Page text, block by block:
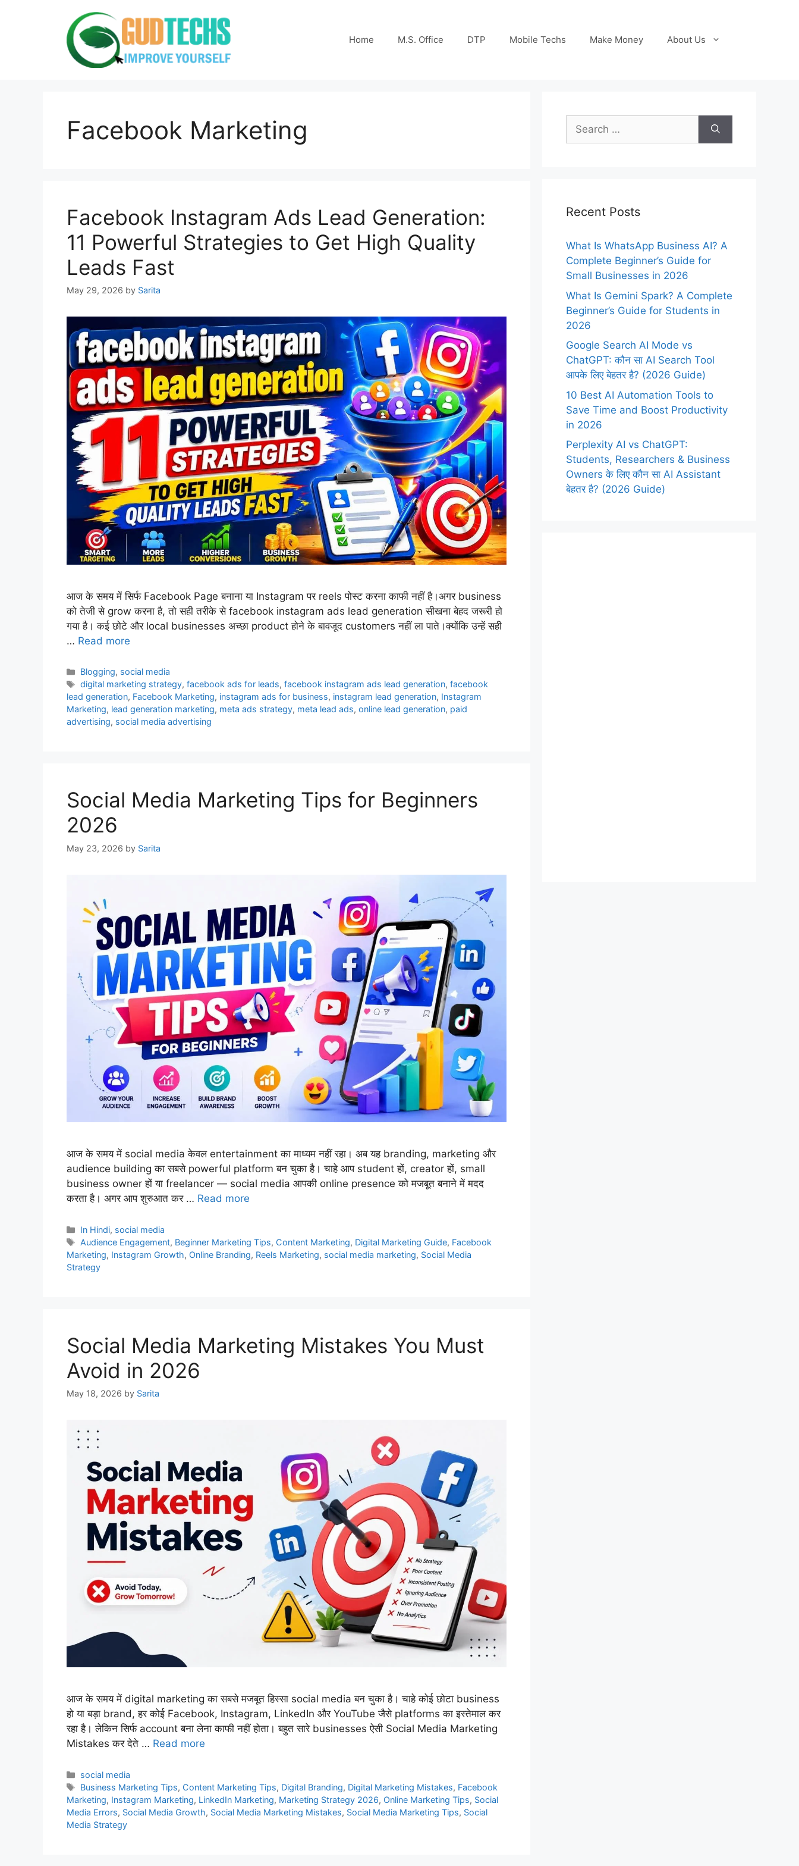
Home M.S. Office DTP Mobile Techs Make Money About Us
Facebook Marketing
Facebook Instagram Ads Lead Generation:
11 Powerful Strategies to Get High Quality
Leads Fast
May 29, 2026 by Sarita
आज के समय में सिर्फ Facebook Page बनाना या Instagram पर reels पोस्ट करना काफी नहीं है।अगर business
को तेजी से grow करना है, तो सही तरीके से facebook instagram ads lead generation सीखना बेहद जरूरी हो
गया है। कई छोटे और local businesses अच्छा product होने के बावजूद customers नहीं ला पाते।क्योंकि उन्हें सही
… Read more
Categories
Blogging, social media
Tags
digital marketing strategy,facebook ads for leads,facebook instagram ads lead generation,facebook
lead generation, Facebook Marketing, instagram ads for business, instagram lead generation, Instagram
Marketing, lead generation marketing, meta ads strategy, meta lead ads, online lead generation, paid
advertising, social media advertising
Social Media Marketing Tips for Beginners
2026
May 23, 2026 by Sarita
आज के समय में social media केवल entertainment का माध्यम नहीं रहा। अब यह branding, marketing और
audience building का सबसे powerful platform बन चुका है। चाहे आप student हों, creator हों, small
business owner हों या freelancer — social media आपकी online presence को मजबूत बनाने में मदद
करता है। अगर आप शुरुआत कर … Read more
Categories
In Hindi, social media
Tags
Audience Engagement, Beginner Marketing Tips, Content Marketing, Digital Marketing Guide, Facebook
Marketing, Instagram Growth, Online Branding, Reels Marketing, social media marketing, Social Media
Strategy
Social Media Marketing Mistakes You Must
Avoid in 2026
May 18, 2026 by Sarita
आज के समय में digital marketing का सबसे मजबूत हिस्सा social media बन चुका है। चाहे कोई छोटा business
हो या बड़ा brand, हर कोई Facebook, Instagram, LinkedIn और YouTube जैसे platforms का इस्तेमाल कर
रहा है। लेकिन सिर्फ account बना लेना काफी नहीं होता। बहुत सारे businesses ऐसी Social Media Marketing
Mistakes कर देते … Read more
Categories
social media
Tags
Business Marketing Tips, Content Marketing Tips, Digital Branding, Digital Marketing Mistakes, Facebook
Marketing, Instagram Marketing, LinkedIn Marketing, Marketing Strategy 2026, Online Marketing Tips, Social
Media Errors, Social Media Growth, Social Media Marketing Mistakes, Social Media Marketing Tips, Social
Media Strategy
Search
for:
Recent Posts
What Is WhatsApp Business AI? A
Complete Beginner’s Guide for
Small Businesses in 2026
What Is Gemini Spark? A Complete
Beginner’s Guide for Students in
2026
Google Search AI Mode vs
ChatGPT: कौन सा AI Search Tool
आपके लिए बेहतर है? (2026 Guide)
10 Best AI Automation Tools to
Save Time and Boost Productivity
in 2026
Perplexity AI vs ChatGPT:
Students, Researchers & Business
Owners के लिए कौन सा AI Assistant
बेहतर है? (2026 Guide)